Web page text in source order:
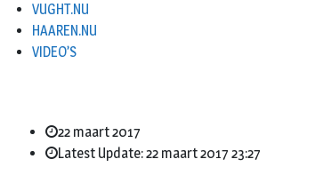
VUGHT.NU
HAAREN.NU
VIDEO’S
22 maart 2017
Latest Update: 22 maart 2017 23:27